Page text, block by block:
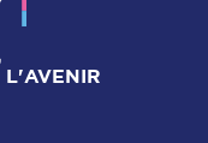
L'AVENIR